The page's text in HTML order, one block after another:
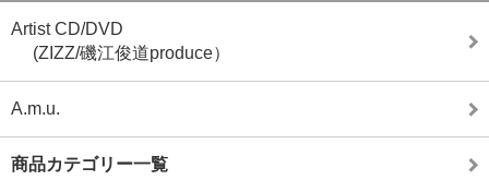
Artist CD/DVD
(ZIZZ/磯江俊道produce）
A.m.u.
商品カテゴリー一覧